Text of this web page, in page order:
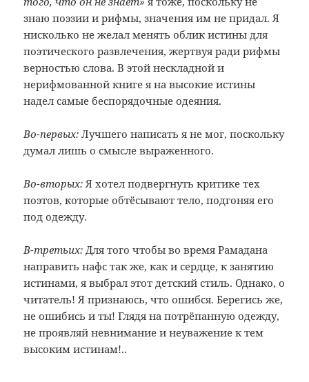
знаю поэзии и рифмы, значения им не придал. Я
нисколько не желал менять облик истины для
поэтического развлечения, жертвуя ради рифмы
верностью слова. В этой нескладной и
нерифмованной книге я на высокие истины
надел самые беспорядочные одеяния.
Во-первых: Лучшего написать я не мог, поскольку
думал лишь о смысле выраженного.
Во-вторых: Я хотел подвергнуть критике тех
поэтов, которые обтёсывают тело, подгоняя его
под одежду.
В-третьих: Для того чтобы во время Рамадана
направить нафс так же, как и сердце, к занятию
истинами, я выбрал этот детский стиль. Однако, о
читатель! Я признаюсь, что ошибся. Берегись же,
не ошибись и ты! Глядя на потрёпанную одежду,
не проявляй невнимание и неуважение к тем
высоким истинам!..